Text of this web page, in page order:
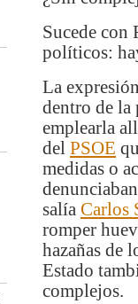
Sucede con
políticos:
La
dentro de la
emplearla
del PSOE
medidas o
salía Carlos
romper
hazañas de
Estado
complejos.